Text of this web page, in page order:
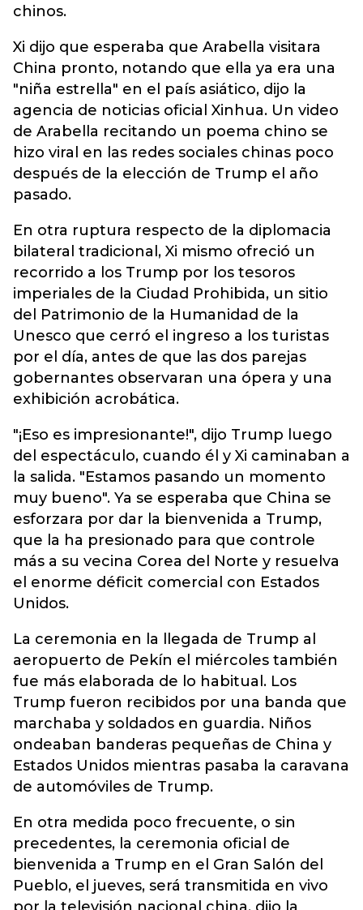
chinos.
Xi dijo que esperaba que Arabella visitara
China pronto, notando que ella ya era una
"niña estrella" en el país asiático, dijo la
agencia de noticias oficial Xinhua. Un video
de Arabella recitando un poema chino se
hizo viral en las redes sociales chinas poco
después de la elección de Trump el año
pasado.
En otra ruptura respecto de la diplomacia
bilateral tradicional, Xi mismo ofreció un
recorrido a los Trump por los tesoros
imperiales de la Ciudad Prohibida, un sitio
del Patrimonio de la Humanidad de la
Unesco que cerró el ingreso a los turistas
por el día, antes de que las dos parejas
gobernantes observaran una ópera y una
exhibición acrobática.
"¡Eso es impresionante!", dijo Trump luego
del espectáculo, cuando él y Xi caminaban a
la salida. "Estamos pasando un momento
muy bueno". Ya se esperaba que China se
esforzara por dar la bienvenida a Trump,
que la ha presionado para que controle
más a su vecina Corea del Norte y resuelva
el enorme déficit comercial con Estados
Unidos.
La ceremonia en la llegada de Trump al
aeropuerto de Pekín el miércoles también
fue más elaborada de lo habitual. Los
Trump fueron recibidos por una banda que
marchaba y soldados en guardia. Niños
ondeaban banderas pequeñas de China y
Estados Unidos mientras pasaba la caravana
de automóviles de Trump.
En otra medida poco frecuente, o sin
precedentes, la ceremonia oficial de
bienvenida a Trump en el Gran Salón del
Pueblo, el jueves, será transmitida en vivo